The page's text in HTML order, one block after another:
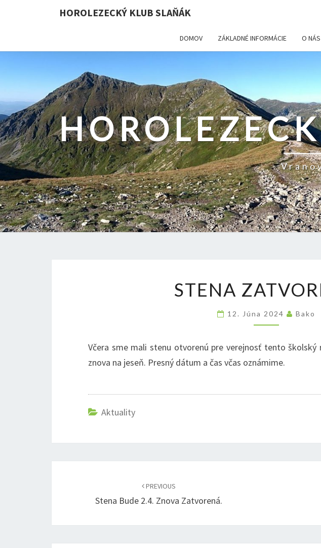
HOROLEZECKÝ KLUB SLAŇÁK
DOMOV ZÁKLADNÉ INFORMÁCIE O NÁS
STENA
12. Júna 2024 Bako
Včera sme mali stenu otvorenú pre verejnosť tento
znova na jeseň. Presný dátum a čas včas oznámime.
Aktuality
PREVIOUS
Stena Bude 2.4. Znova Zatvorená.